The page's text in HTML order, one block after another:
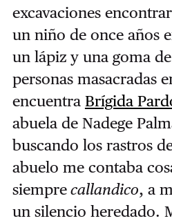
excavaciones
un niño de once años
un lápiz y una goma
personas masacradas
encuentra Brígida
abuela de Nadege
buscando los rastros
abuelo me contaba
siemprecallandico, a
un silencio heredado.